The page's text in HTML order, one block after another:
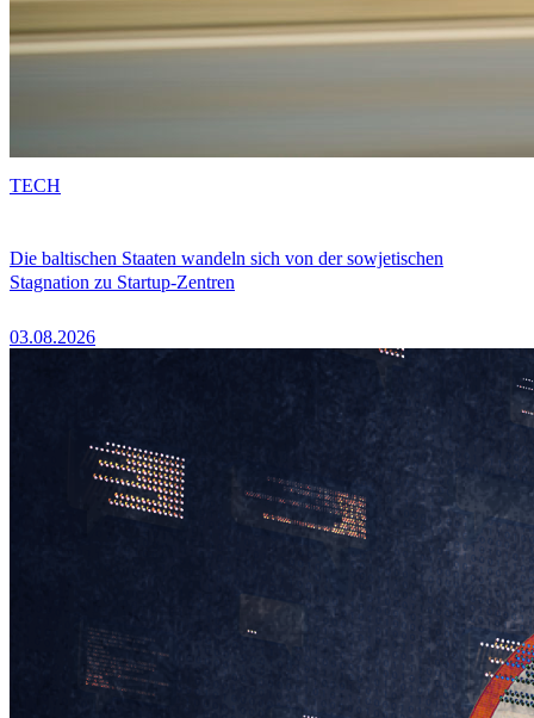
Die baltischen Staaten wandeln sich von der sowjetischen
Stagnation zu Startup-Zentren
03.08.2026
TECH